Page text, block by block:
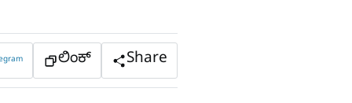
ಲಿಂಕ್ Share